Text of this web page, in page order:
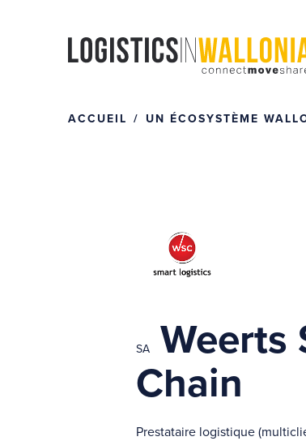
ACCUEIL UN ÉCOSYSTÈME
SA Weerts
Chain
Prestataire logistique